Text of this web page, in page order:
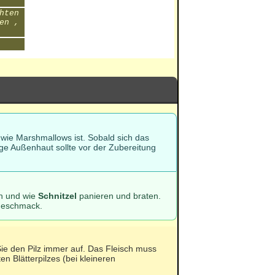
,
Marshmallows ist. Sobald sich das
Außenhaut sollte vor der Zubereitung
und wie Schnitzel panieren und braten.
den Pilz immer auf. Das Fleisch muss
Blätterpilzes (bei kleineren